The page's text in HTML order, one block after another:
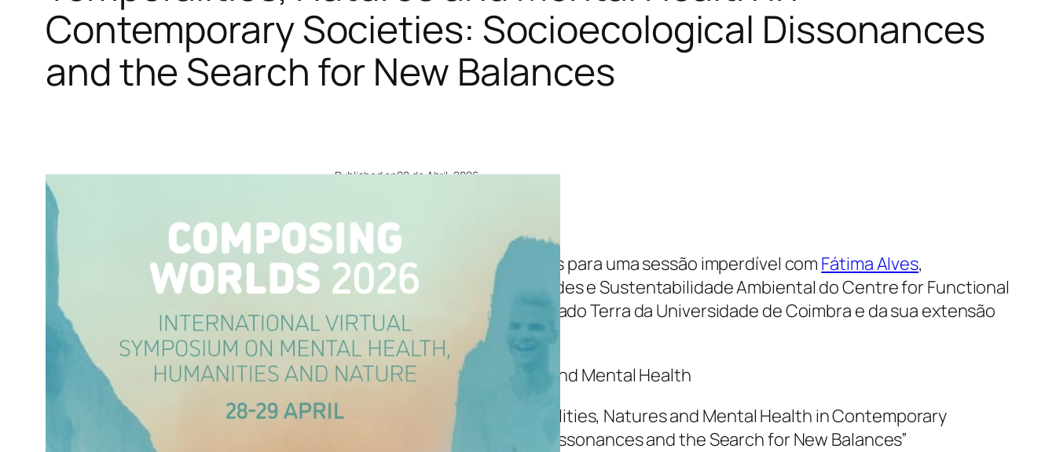
Contemporary Societies: Socioecological Dissonances
and the Search for New Balances
Published on28 de Abril, 2026
Composing Worlds 2026
Hoje, às 12h00, junte-se a nós para uma sessão imperdível com Fátima Alves,
coordenadora do GI Sociedades e Sustentabilidade Ambiental do Centre for Functional
Ecology – Laboratório Associado Terra da Universidade de Coimbra e da sua extensão
na Universidade Aberta.
Painel II | Times, Natures and Mental Health
Comunicação: “Temporalities, Natures and Mental Health in Contemporary
Societies: Socioecological Dissonances and the Search for New Balances”